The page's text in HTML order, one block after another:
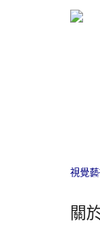
視覺
關